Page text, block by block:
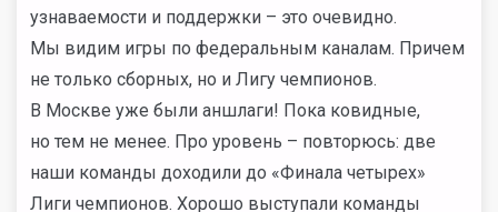
узнаваемости и поддержки – это очевидно.
Мы видим игры по федеральным каналам. Причем
не только сборных, но и Лигу чемпионов.
В Москве уже были аншлаги! Пока ковидные,
но тем не менее. Про уровень – повторюсь: две
наши команды доходили до «Финала четырех»
Лиги чемпионов. Хорошо выступали команды